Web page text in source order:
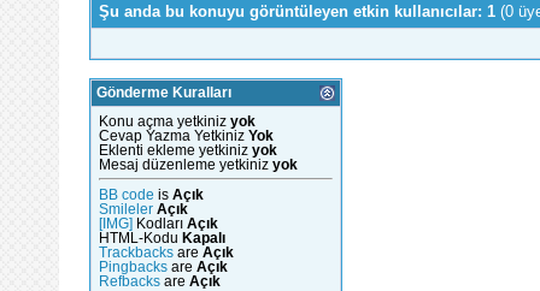
Şu anda bu konuyu görüntüleyen etkin kullanıcılar: 1 (0
Gönderme Kuralları
Konu açma yetkiniz yok
Cevap Yazma Yetkiniz Yok
Eklenti ekleme yetkiniz yok
Mesaj düzenleme yetkiniz yok
BB code is Açık
Smileler Açık
[IMG]
Kodları Açık
HTML-Kodu Kapalı
Trackbacks are Açık
Pingbacks are Açık
Refbacks are Açık